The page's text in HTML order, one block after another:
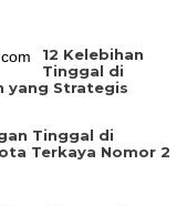
12 Kelebihan
Tinggal di
yang Strategis
Tinggal di
Terkaya Nomor 2